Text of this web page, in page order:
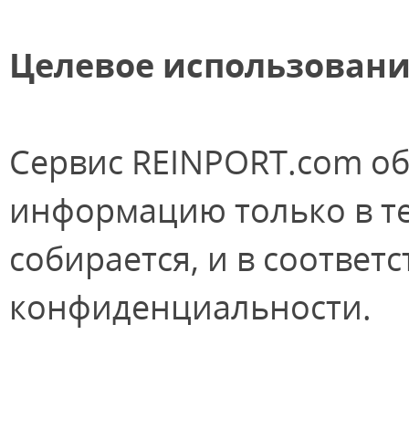
Целевое
Сервис REINPORT.com
информацию только в
собирается, и в
конфиденциальности.